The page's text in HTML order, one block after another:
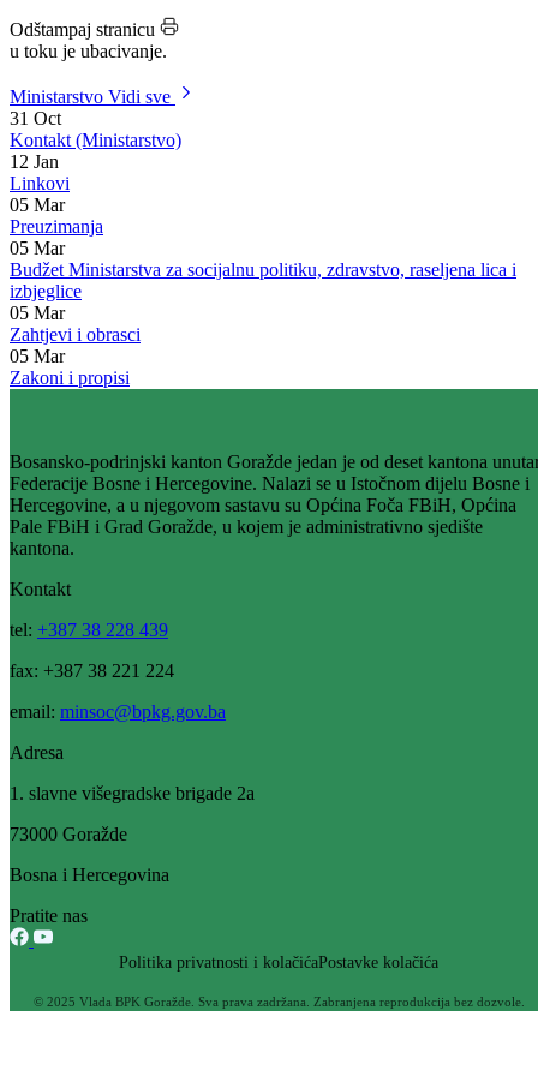
Zaštita ličnih podataka
Odštampaj stranicu
u toku je ubacivanje.
Ministarstvo
31 Oct
Kontakt (Ministarstvo)
12 Jan
Linkovi
05 Mar
Preuzimanja
05 Mar
Budžet Ministarstva za socijalnu politiku, zdravstvo, raseljena lica i
izbjeglice
05 Mar